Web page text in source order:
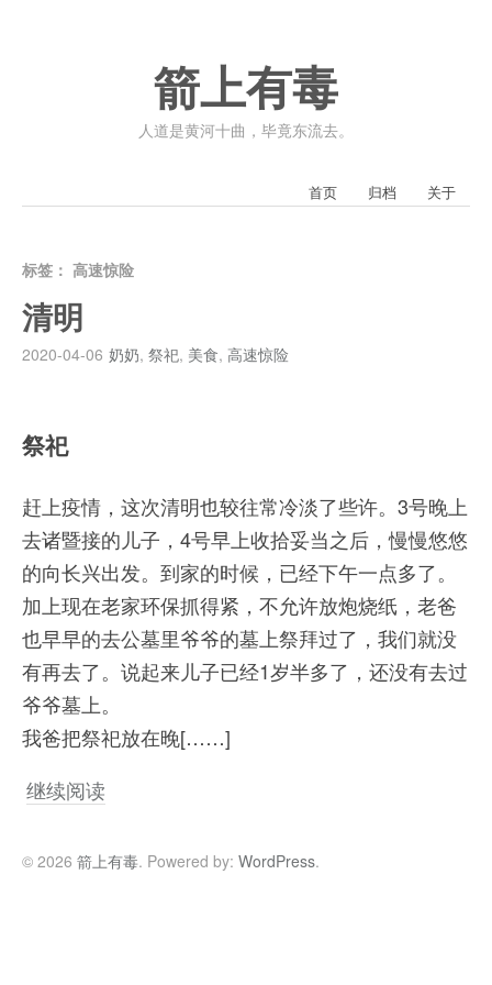
箭上有毒
人道是黄河十曲，毕竟东流去。
首页 归档 关于
标签： 高速惊险
清明
2020-04-06 奶奶, 祭祀, 美食, 高速惊险
祭祀
赶上疫情，这次清明也较往常冷淡了些许。3号晚上
去诸暨接的儿子，4号早上收拾妥当之后，慢慢悠悠
的向长兴出发。到家的时候，已经下午一点多了。
加上现在老家环保抓得紧，不允许放炮烧纸，老爸
也早早的去公墓里爷爷的墓上祭拜过了，我们就没
有再去了。说起来儿子已经1岁半多了，还没有去过
爷爷墓上。
我爸把祭祀放在晚[……]
继续阅读
© 2026 箭上有毒. Powered by: WordPress.